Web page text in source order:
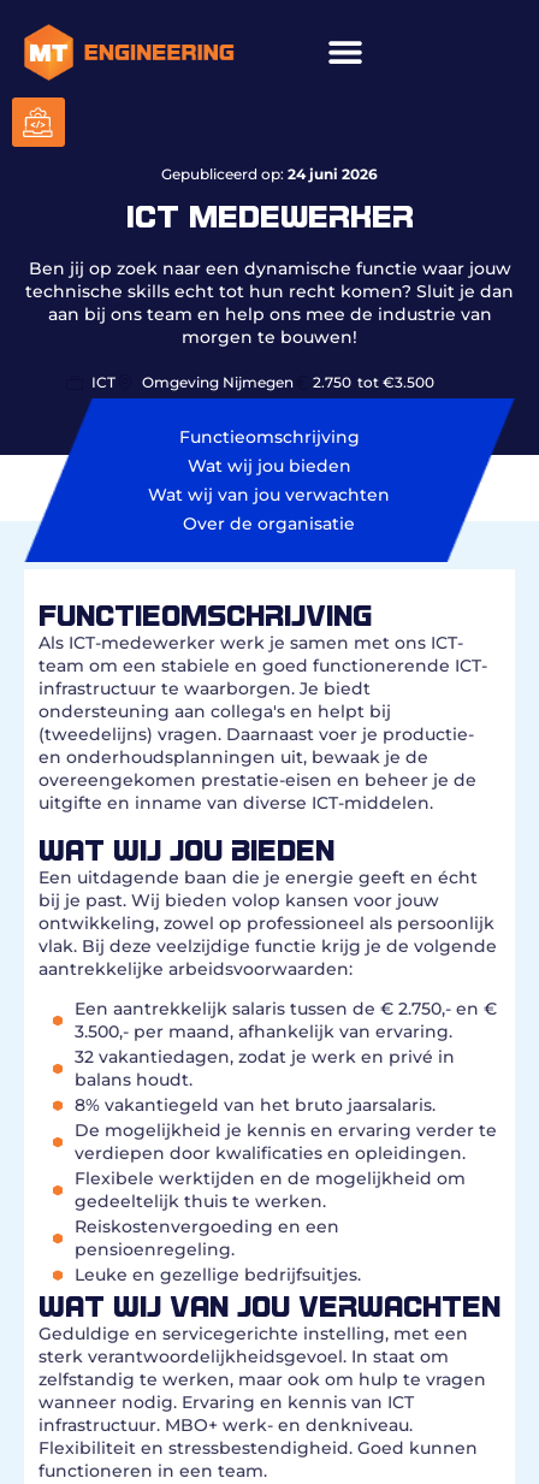
Gepubliceerd op: 24 juni 2026
ICT MEDEWERKER
Ben jij op zoek naar een dynamische functie waar jouw
technische skills echt tot hun recht komen? Sluit je dan
aan bij ons team en help ons mee de industrie van
morgen te bouwen!
ICT Omgeving Nijmegen 2.750 tot €3.500
Functieomschrijving
Wat wij jou bieden
Wat wij van jou verwachten
Over de organisatie
FUNCTIEOMSCHRIJVING
Als ICT-medewerker werk je samen met ons ICT-
team om een stabiele en goed functionerende ICT-
infrastructuur te waarborgen. Je biedt
ondersteuning aan collega's en helpt bij
(tweedelijns) vragen. Daarnaast voer je productie-
en onderhoudsplanningen uit, bewaak je de
overeengekomen prestatie-eisen en beheer je de
uitgifte en inname van diverse ICT-middelen.
WAT WIJ JOU BIEDEN
Een uitdagende baan die je energie geeft en écht
bij je past. Wij bieden volop kansen voor jouw
ontwikkeling, zowel op professioneel als persoonlijk
vlak. Bij deze veelzijdige functie krijg je de volgende
aantrekkelijke arbeidsvoorwaarden:
Een aantrekkelijk salaris tussen de € 2.750,- en €
3.500,- per maand, afhankelijk van ervaring.
32 vakantiedagen, zodat je werk en privé in
balans houdt.
8% vakantiegeld van het bruto jaarsalaris.
De mogelijkheid je kennis en ervaring verder te
verdiepen door kwalificaties en opleidingen.
Flexibele werktijden en de mogelijkheid om
gedeeltelijk thuis te werken.
Reiskostenvergoeding en een
pensioenregeling.
Leuke en gezellige bedrijfsuitjes.
WAT WIJ VAN JOU VERWACHTEN
Geduldige en servicegerichte instelling, met een
sterk verantwoordelijkheidsgevoel. In staat om
zelfstandig te werken, maar ook om hulp te vragen
wanneer nodig. Ervaring en kennis van ICT
infrastructuur. MBO+ werk- en denkniveau.
Flexibiliteit en stressbestendigheid. Goed kunnen
functioneren in een team.